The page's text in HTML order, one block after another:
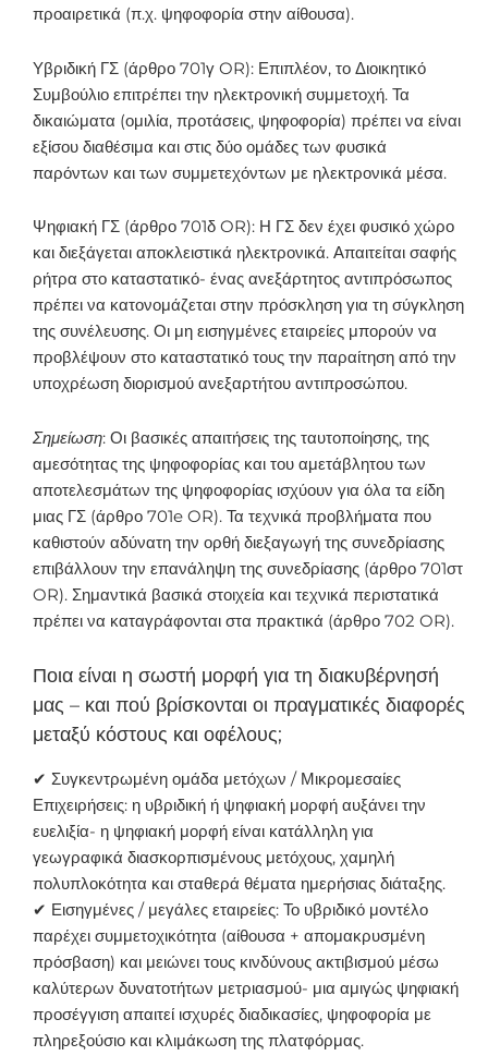
προαιρετικά (π.χ. ψηφοφορία στην αίθουσα).
Υβριδική ΓΣ (άρθρο 701γ OR): Επιπλέον, το Διοικητικό
Συμβούλιο επιτρέπει την ηλεκτρονική συμμετοχή. Τα
δικαιώματα (ομιλία, προτάσεις, ψηφοφορία) πρέπει να είναι
εξίσου διαθέσιμα και στις δύο ομάδες των φυσικά
παρόντων και των συμμετεχόντων με ηλεκτρονικά μέσα.
Ψηφιακή ΓΣ (άρθρο 701δ OR): Η ΓΣ δεν έχει φυσικό χώρο
και διεξάγεται αποκλειστικά ηλεκτρονικά. Απαιτείται σαφής
ρήτρα στο καταστατικό- ένας ανεξάρτητος αντιπρόσωπος
πρέπει να κατονομάζεται στην πρόσκληση για τη σύγκληση
της συνέλευσης. Οι μη εισηγμένες εταιρείες μπορούν να
προβλέψουν στο καταστατικό τους την παραίτηση από την
υποχρέωση διορισμού ανεξαρτήτου αντιπροσώπου.
Σημείωση: Οι βασικές απαιτήσεις της ταυτοποίησης, της
αμεσότητας της ψηφοφορίας και του αμετάβλητου των
αποτελεσμάτων της ψηφοφορίας ισχύουν για όλα τα είδη
μιας ΓΣ (άρθρο 701e OR). Τα τεχνικά προβλήματα που
καθιστούν αδύνατη την ορθή διεξαγωγή της συνεδρίασης
επιβάλλουν την επανάληψη της συνεδρίασης (άρθρο 701στ
OR). Σημαντικά βασικά στοιχεία και τεχνικά περιστατικά
πρέπει να καταγράφονται στα πρακτικά (άρθρο 702 OR).
Ποια είναι η σωστή μορφή για τη διακυβέρνησή
μας – και πού βρίσκονται οι πραγματικές διαφορές
μεταξύ κόστους και οφέλους;
✔ Συγκεντρωμένη ομάδα μετόχων / Μικρομεσαίες
Επιχειρήσεις: η υβριδική ή ψηφιακή μορφή αυξάνει την
ευελιξία- η ψηφιακή μορφή είναι κατάλληλη για
γεωγραφικά διασκορπισμένους μετόχους, χαμηλή
πολυπλοκότητα και σταθερά θέματα ημερήσιας διάταξης.
✔ Εισηγμένες / μεγάλες εταιρείες: Το υβριδικό μοντέλο
παρέχει συμμετοχικότητα (αίθουσα + απομακρυσμένη
πρόσβαση) και μειώνει τους κινδύνους ακτιβισμού μέσω
καλύτερων δυνατοτήτων μετριασμού- μια αμιγώς ψηφιακή
προσέγγιση απαιτεί ισχυρές διαδικασίες, ψηφοφορία με
πληρεξούσιο και κλιμάκωση της πλατφόρμας.